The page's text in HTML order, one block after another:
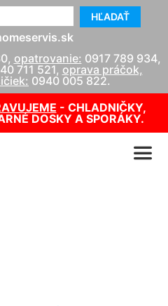
HĽADAŤ
, opatrovanie: 0917 789 934,
711 521, oprava práčok,
0940 005 822.
- CHLADNIČKY,
DOSKY A SPORÁKY.